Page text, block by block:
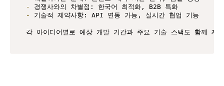
-
-
기술적 제약사항: API 연동 가능, 실시간 협업 기능
각 아이디어별로 예상 개발 기간과 주요 기술 스택도 함께 제